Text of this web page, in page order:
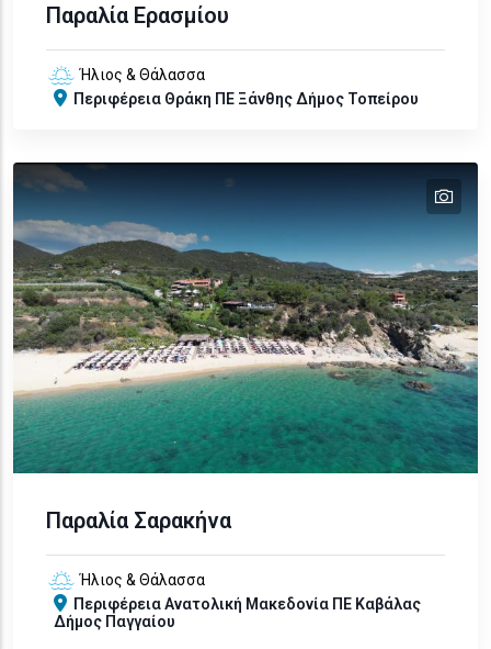
Παραλία Ερασμίου
Ήλιος & Θάλασσα
Περιφέρεια Θράκη ΠΕ Ξάνθης Δήμος Τοπείρου
text
Παραλία Σαρακήνα
Ήλιος & Θάλασσα
ΠεριφέρειαΑνατολική Μακεδονία ΠΕ Καβάλας
Δήμος Παγγαίου